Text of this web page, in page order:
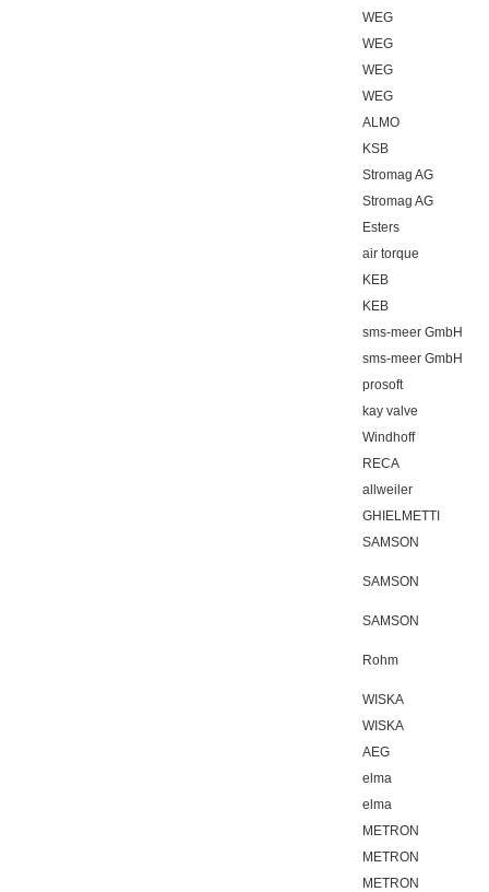
WEG
WEG
WEG
WEG
ALMO
KSB
Stromag AG
Stromag AG
Esters
air torque
KEB
KEB
sms-meer GmbH
sms-meer GmbH
prosoft
kay valve
Windhoff
RECA
allweiler
GHIELMETTI
SAMSON
SAMSON
SAMSON
Rohm
WISKA
WISKA
AEG
elma
elma
METRON
METRON
METRON